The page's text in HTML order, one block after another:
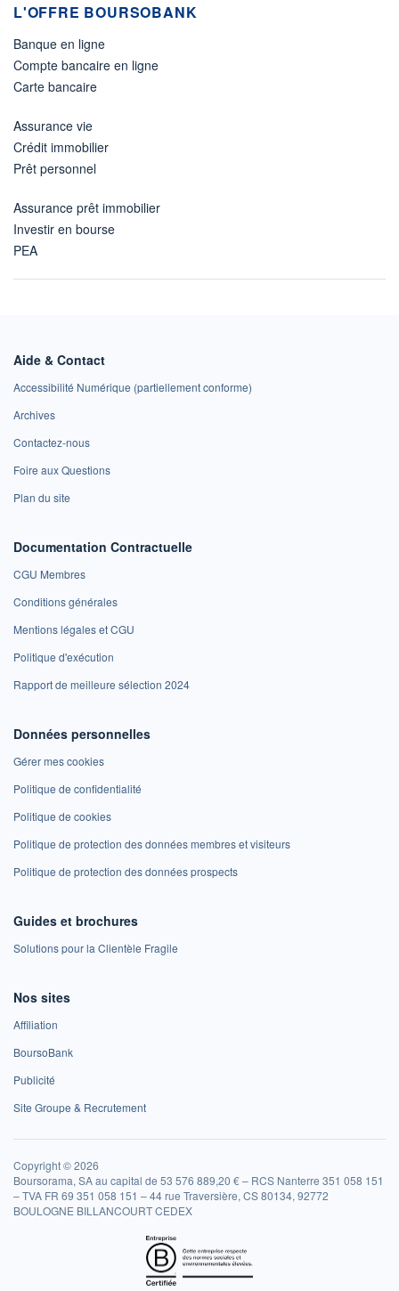
L'OFFRE BOURSOBANK
Banque en ligne
Compte bancaire en ligne
Carte bancaire
Assurance vie
Crédit immobilier
Prêt personnel
Assurance prêt immobilier
Investir en bourse
PEA
Aide & Contact
Accessibilité Numérique (partiellement conforme)
Archives
Contactez-nous
Foire aux Questions
Plan du site
Documentation Contractuelle
CGU Membres
Conditions générales
Mentions légales et CGU
Politique d'exécution
Rapport de meilleure sélection 2024
Données personnelles
Gérer mes cookies
Politique de confidentialité
Politique de cookies
Politique de protection des données membres et visiteurs
Politique de protection des données prospects
Guides et brochures
Solutions pour la Clientèle Fragile
Nos sites
Affiliation
BoursoBank
Publicité
Site Groupe & Recrutement
Copyright © 2026
Boursorama, SA au capital de 53 576 889,20 € – RCS Nanterre 351 058 151
– TVA FR 69 351 058 151 – 44 rue Traversière, CS 80134, 92772
BOULOGNE BILLANCOURT CEDEX